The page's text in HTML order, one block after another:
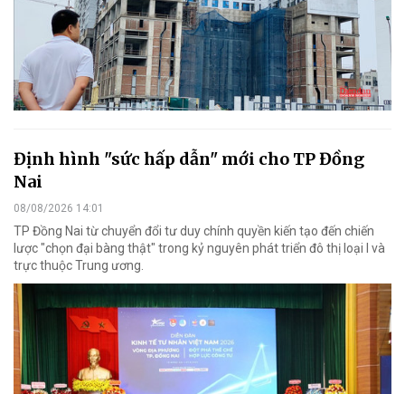
Định hình "sức hấp dẫn" mới cho TP Đồng
Nai
08/08/2026 14:01
TP Đồng Nai từ chuyển đổi tư duy chính quyền kiến tạo đến chiến
lược "chọn đại bàng thật" trong kỷ nguyên phát triển đô thị loại I và
trực thuộc Trung ương.